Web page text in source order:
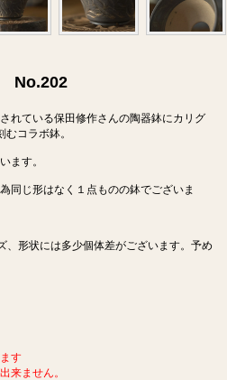
No.202
れている保田修作さんの陶器鉢にカリグ
コラボ鉢。
ます。
同じ形はなく１点ものの鉢でございま
、形状には多少個体差がございます。予め
す
来ません。